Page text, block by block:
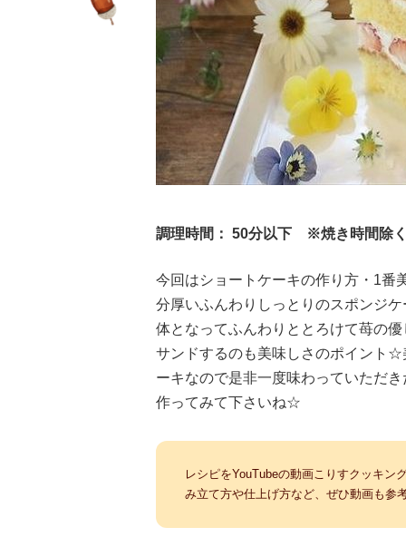
調理時間： 50分以下 ※焼き時間除
今回はショートケーキの作り方・1番
分厚いふんわりしっとりのスポンジ
体となってふんわりととろけて苺の
サンドするのも美味しさのポイント
ーキなので是非一度味わっていただ
作ってみて下さいね☆
レシピをYouTubeの動画こりすクッキン
み立て方や仕上げ方など、ぜひ動画も参